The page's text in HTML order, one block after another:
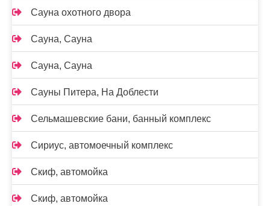
Сауна охотного двора
Сауна, Сауна
Сауна, Сауна
Сауны Питера, На Доблести
Сельмашевские бани, банный комплекс
Сириус, автомоечный комплекс
Скиф, автомойка
Скиф, автомойка